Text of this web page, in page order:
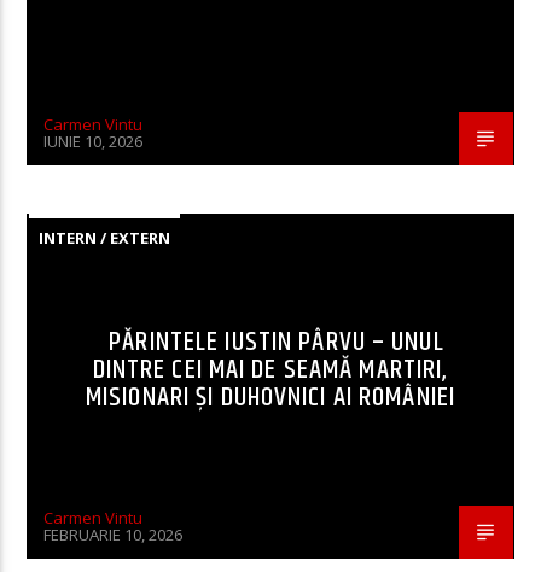
Carmen Vintu
IUNIE 10, 2026
INTERN / EXTERN
PĂRINTELE IUSTIN PÂRVU – UNUL
DINTRE CEI MAI DE SEAMĂ MARTIRI,
MISIONARI ŞI DUHOVNICI AI ROMÂNIEI
Carmen Vintu
FEBRUARIE 10, 2026